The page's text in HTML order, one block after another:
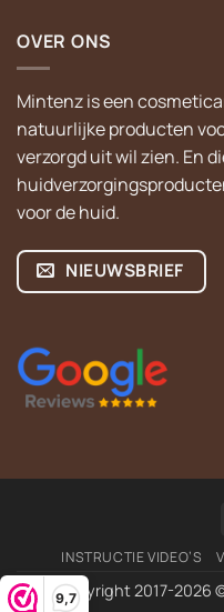
9,7
OVER ONS
Mintenz is een
natuurlijke producten
verzorgd uit wil zien. En
voor de huid.
NIEUWSBRIEF
INSTRUCTIE VIDEO’S
Copyright 2017-2026